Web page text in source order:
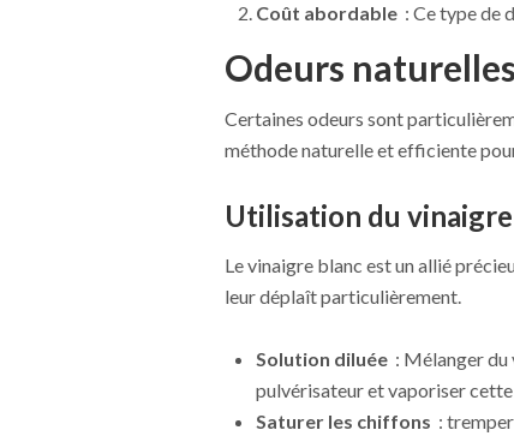
Coût abordable: Ce type de
Odeurs
Certaines odeurs sont
méthode naturelle et efficiente
Utilisation du
Le vinaigre blanc est un allié
leur déplaît particulièrement.
Solution diluée: Mélanger du
pulvérisateur et vaporiser
Saturer les chiffons :